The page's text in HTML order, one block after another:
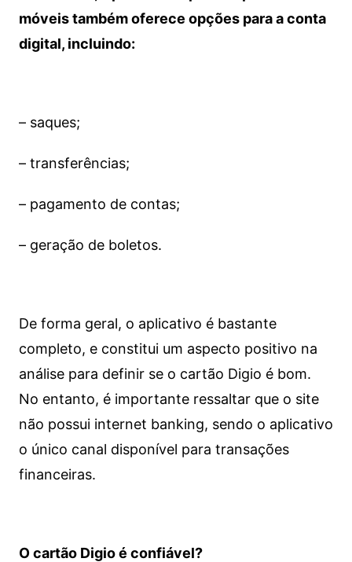
móveis também oferece opções para a conta
digital, incluindo:
– saques;
– transferências;
– pagamento de contas;
– geração de boletos.
De forma geral, o aplicativo é bastante
completo, e constitui um aspecto positivo na
análise para definir se o cartão Digio é bom.
No entanto, é importante ressaltar que o site
não possui internet banking, sendo o aplicativo
o único canal disponível para transações
financeiras.
O cartão Digio é confiável?